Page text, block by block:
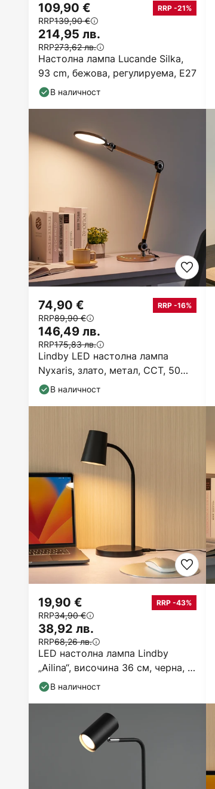
Настолна лампа Lucande Silka,
93 cm, бежова, регулируема, E27
109,90 € RRP -21%
RRP139,90 €
214,95 лв.
RRP273,62 лв.
В наличност
Lindby LED настолна лампа
Nyxaris, злато, метал, CCT, 50
cm
74,90 € RRP -16%
RRP89,90 €
146,49 лв.
RRP175,83 лв.
В наличност
LED настолна лампа Lindby
„Ailina“, височина 36 см, черна, с
регулиране на
19,90 € RRP -43%
RRP34,90 €
38,92 лв.
RRP68,26 лв.
В наличност